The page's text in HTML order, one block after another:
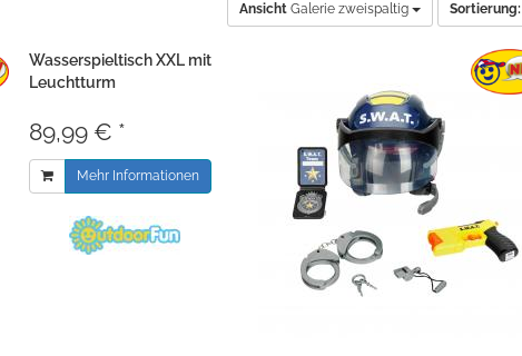
Ansicht Galerie zweispaltig Sortierung:
Wasserspieltisch XXL mit
Leuchtturm
89,99 € *
Mehr Informationen